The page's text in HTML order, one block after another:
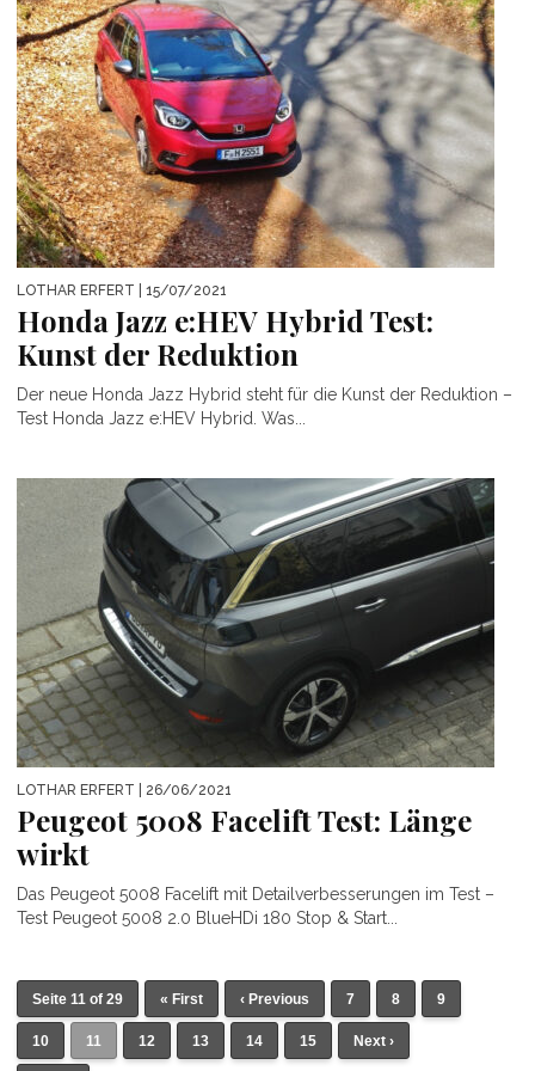
LOTHAR ERFERT | 15/07/2021
Honda Jazz e:HEV Hybrid Test:
Kunst der Reduktion
Der neue Honda Jazz Hybrid steht für die Kunst der Reduktion –
Test Honda Jazz e:HEV Hybrid. Was...
LOTHAR ERFERT | 26/06/2021
Peugeot 5008 Facelift Test: Länge
wirkt
Das Peugeot 5008 Facelift mit Detailverbesserungen im Test –
Test Peugeot 5008 2.0 BlueHDi 180 Stop & Start...
Seite 11 of 29 « First ‹ Previous 7 8 9
10 11 12 13 14 15 Next ›